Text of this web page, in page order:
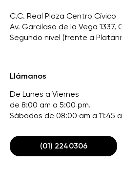
C.C. Real Plaza Centro Cívico
Av. Garcilaso de la Vega 1337,
Segundo nivel (frente a
Llámanos
De Lunes a Viernes
de 8:00 am a 5:00 pm.
Sábados de 08:00 am a 11:45
(01) 2240306